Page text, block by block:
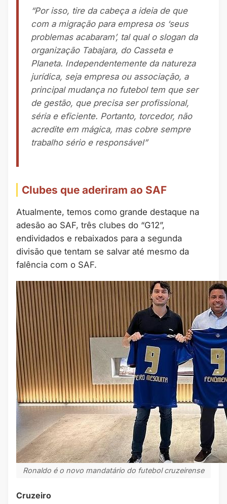
“Por isso, tire da cabeça a ideia de que
com a migração para empresa os ‘seus
problemas acabaram’, tal qual o slogan da
organização Tabajara, do Casseta e
Planeta. Independentemente da natureza
jurídica, seja empresa ou associação, a
principal mudança no futebol tem que ser
de gestão, que precisa ser profissional,
séria e eficiente. Portanto, torcedor, não
acredite em mágica, mas cobre sempre
trabalho sério e responsável”
Clubes que aderiram ao SAF
Atualmente, temos como grande destaque na
adesão ao SAF, três clubes do “G12”,
endividados e rebaixados para a segunda
divisão que tentam se salvar até mesmo da
falência com o SAF.
Ronaldo é o novo mandatário do futebol cruzeirense
Cruzeiro